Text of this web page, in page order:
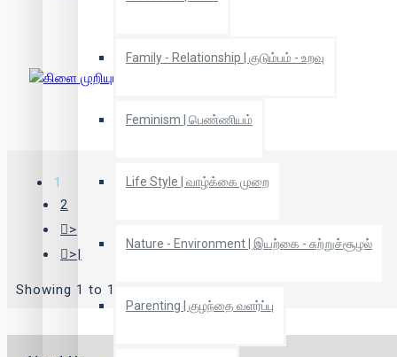
Family - Relationship | குடும்பம் - உறவு
Feminism | பெண்ணியம்
Life Style | வாழ்க்கை முறை
Nature - Environment | இயற்கை - சுற்றுச்சூழல்
Parenting | குழந்தை வளர்ப்பு
1
2
>
>|
Showing 1 to 12 of 22 (2 Pages)